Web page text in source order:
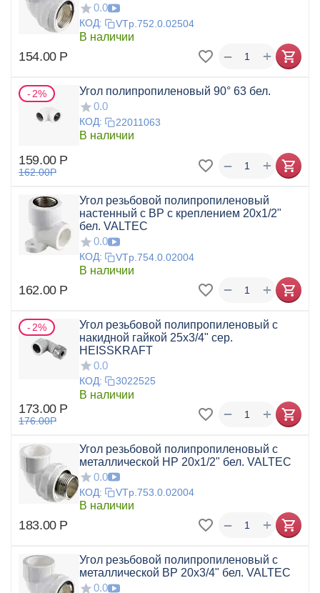
0.0
КОД: VTp.752.0.02504
В наличии
154.00 Р +
−
2%
Угол полипропиленовый 90° 63 бел.
0.0
КОД: 22011063
В наличии
159.00 Р
162.00Р +
−
Угол резьбовой полипропиленовый
настенный с ВР с креплением 20х1/2"
бел. VALTEC
0.0
КОД: VTp.754.0.02004
В наличии
162.00 Р +
−
2%
Угол резьбовой полипропиленовый с
накидной гайкой 25x3/4" сер.
HEISSKRAFT
0.0
КОД: 3022525
В наличии
173.00 Р
176.00Р +
−
Угол резьбовой полипропиленовый с
металлической НР 20x1/2" бел. VALTEC
0.0
КОД: VTp.753.0.02004
В наличии
183.00 Р +
−
Угол резьбовой полипропиленовый с
металлической ВР 20x3/4" бел. VALTEC
0.0